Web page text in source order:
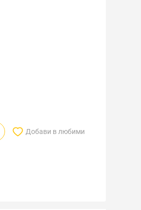
Добави в любими